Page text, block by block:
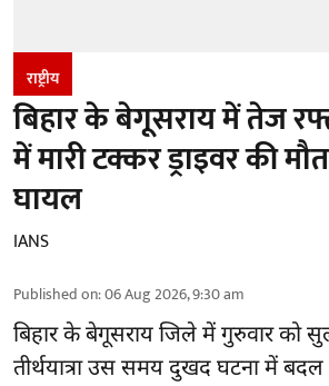
राष्ट्रीय
बिहार के बेगूसराय में तेज
में मारी टक्कर ड्राइवर की
घायल
IANS
Published on:06 Aug 2026, 9:30 am
बिहारके बेगूसराय जिले में गुरुवार को
तीर्थयात्रा उस समय दुखद घटना में